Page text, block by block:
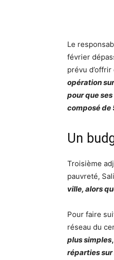
Le
février
prévu
opération
pour que
composé de
Un
Troisième
pauvreté,
ville, alors
Pour faire
réseau du
plus simples
réparties